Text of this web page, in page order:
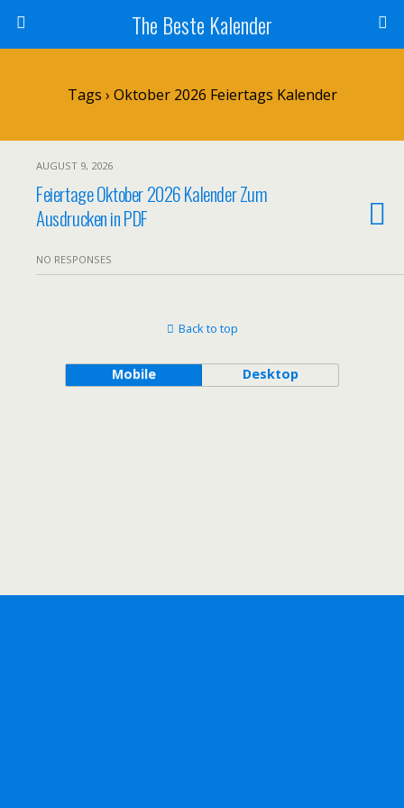
The Beste Kalender
Tags › Oktober 2026 Feiertags Kalender
AUGUST 9, 2026
Feiertage Oktober 2026 Kalender Zum
Ausdrucken in PDF
NO RESPONSES
Back to top
Mobile Desktop